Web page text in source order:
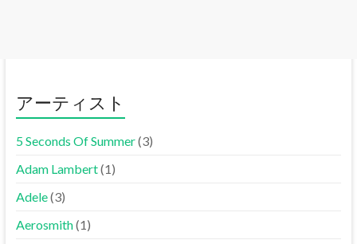
アーティスト
5 Seconds Of Summer(3)
Adam Lambert(1)
Adele(3)
Aerosmith(1)